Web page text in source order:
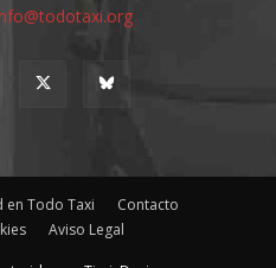
en Todo Taxi
Contacto
Aviso Legal